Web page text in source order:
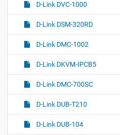
D-Link DVC-1000
D-Link DSM-320RD
D-Link DMC-1002
D-Link DKVM-IPCB5
D-Link DMC-700SC
D-Link DUB-T210
D-Link DUB-104